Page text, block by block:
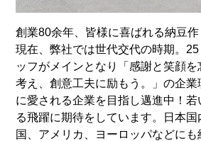
創業80余年、皆様に喜ばれる納豆作
現在、弊社では世代交代の時期。
ッフがメインとなり「感謝と笑顔
考え、創意工夫に励もう。」の企
に愛される企業を目指し邁進中！
る飛躍に期待をしています。日本国
国、アメリカ、ヨーロッパなどにも